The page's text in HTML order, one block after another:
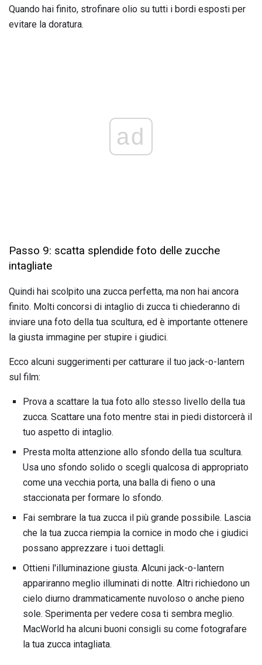
Quando hai finito, strofinare olio su tutti i bordi esposti per
evitare la doratura.
ad
Passo 9: scatta splendide foto delle zucche
intagliate
Quindi hai scolpito una zucca perfetta, ma non hai ancora
finito. Molti concorsi di intaglio di zucca ti chiederanno di
inviare una foto della tua scultura, ed è importante ottenere
la giusta immagine per stupire i giudici.
Ecco alcuni suggerimenti per catturare il tuo jack-o-lantern
sul film:
Prova a scattare la tua foto allo stesso livello della tua
zucca. Scattare una foto mentre stai in piedi distorcerà il
tuo aspetto di intaglio.
Presta molta attenzione allo sfondo della tua scultura.
Usa uno sfondo solido o scegli qualcosa di appropriato
come una vecchia porta, una balla di fieno o una
staccionata per formare lo sfondo.
Fai sembrare la tua zucca il più grande possibile. Lascia
che la tua zucca riempia la cornice in modo che i giudici
possano apprezzare i tuoi dettagli.
Ottieni l'illuminazione giusta. Alcuni jack-o-lantern
appariranno meglio illuminati di notte. Altri richiedono un
cielo diurno drammaticamente nuvoloso o anche pieno
sole. Sperimenta per vedere cosa ti sembra meglio.
MacWorld ha alcuni buoni consigli su come fotografare
la tua zucca intagliata.